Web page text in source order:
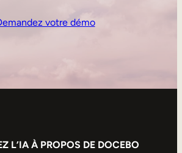
votre démo
L’IA À PROPOS DE DOCEBO